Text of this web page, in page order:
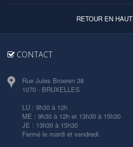
RETOUR EN HAUT
CONTACT
Rue Jules Broeren 38
1070 - BRUXELLES
LU : 9h30 à 12h
ME : 9h30 à 12h et 13h30 à 15h30
JE : 13h30 à 15h30
Fermé le mardi et vendredi.